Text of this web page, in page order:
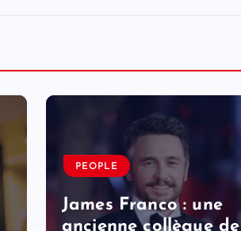
PEOPLE
James Franco : une
ancienne collègue de